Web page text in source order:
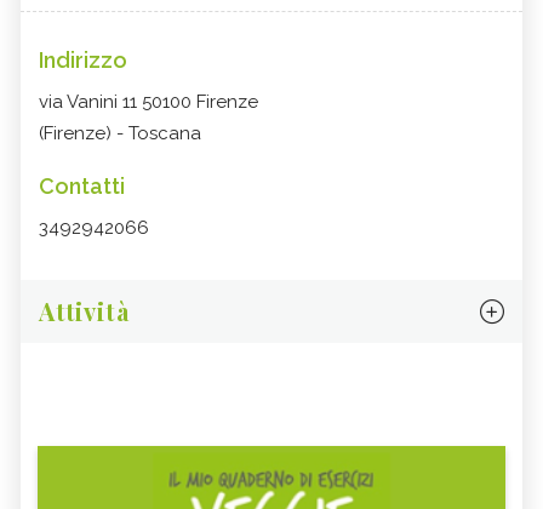
Indirizzo
via Vanini 11 50100 Firenze
(Firenze) - Toscana
Contatti
3492942066
Attività